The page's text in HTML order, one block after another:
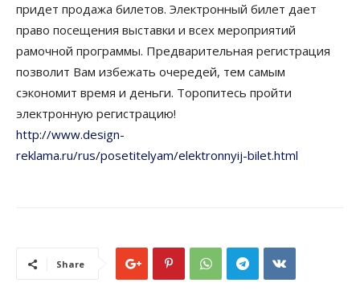
придет продажа билетов. Электронный билет дает
право посещения выставки и всех мероприятий
рамочной программы. Предварительная регистрация
позволит Вам избежать очередей, тем самым
сэкономит время и деньги. Торопитесь пройти
электронную регистрацию!
http://www.design-
reklama.ru/rus/posetitelyam/elektronnyij-bilet.html
Share